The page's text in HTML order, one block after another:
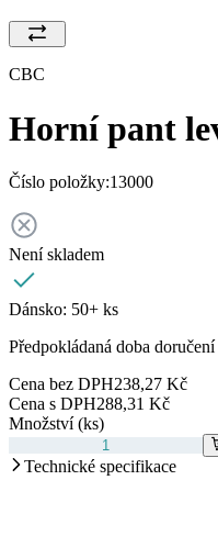
CBC
Horní pant
Číslo položky:13000
Není skladem
Dánsko: 50+ ks
Předpokládaná doba
Cena bez DPH238,27 Kč
Cena s DPH288,31 Kč
Množství (ks)
Technické specifikace